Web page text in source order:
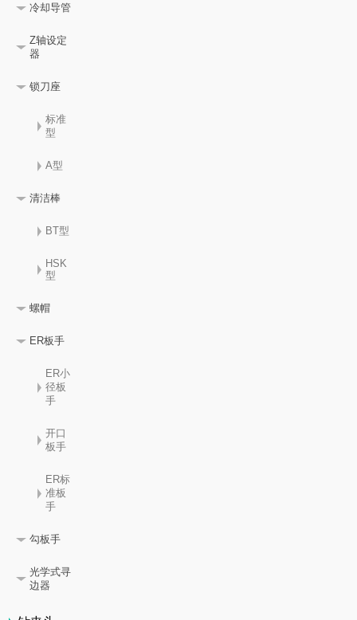
冷却导管
Z轴设定
器
锁刀座
标准
型
A型
清洁棒
BT型
HSK
型
螺帽
ER板手
ER小
径板
手
开口
板手
ER标
准板
手
勾板手
光学式寻
边器